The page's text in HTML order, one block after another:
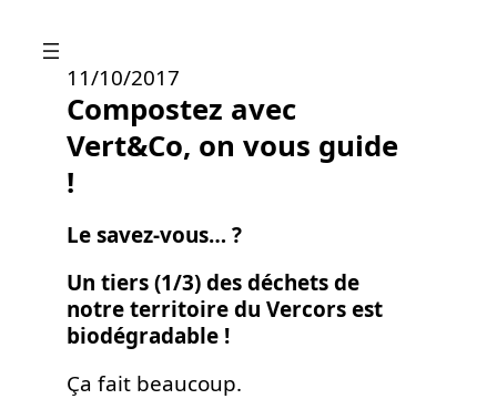
11/10/2017
Compostez avec
Vert&Co, on vous guide
!
Le savez-vous… ?
Un tiers (1/3) des déchets de
notre territoire du Vercors est
biodégradable !
Ça fait beaucoup.